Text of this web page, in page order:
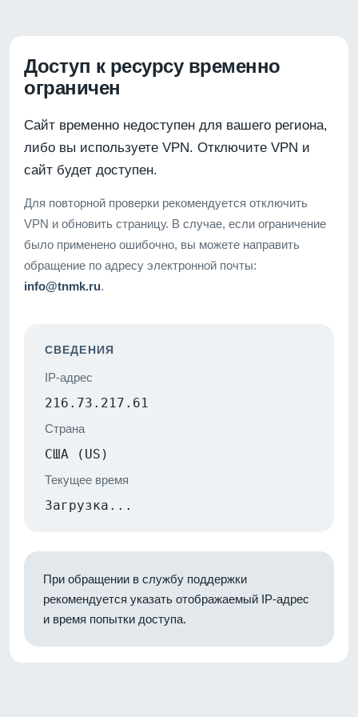
Доступ к ресурсу временно
ограничен
Сайт временно недоступен для вашего региона,
либо вы используете VPN. Отключите VPN и
сайт будет доступен.
Для повторной проверки рекомендуется отключить
VPN и обновить страницу. В случае, если ограничение
было применено ошибочно, вы можете направить
обращение по адресу электронной почты:
info@tnmk.ru.
СВЕДЕНИЯ
IP-адрес
216.73.217.61
Страна
США (US)
Текущее время
Загрузка...
При обращении в службу поддержки
рекомендуется указать отображаемый IP-адрес
и время попытки доступа.